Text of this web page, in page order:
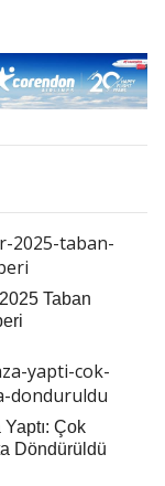
Taban
Çok
Döndürüldü